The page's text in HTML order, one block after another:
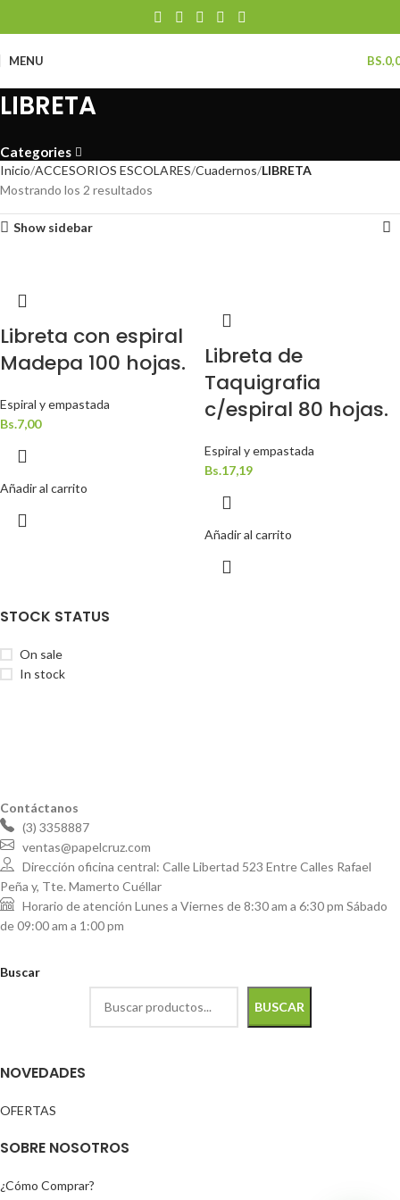
MENU BS.
LIBRETA
Categories
STOCK STATUS
On sale
In stock
Inicio ACCESORIOS ESCOLARES Cuadernos LIBRETA
Mostrando los 2 resultados
Show sidebar
Libreta con espiral
Madepa 100 hojas.
Espiral y empastada
Bs.7,00
Añadir al carrito
Libreta de
Taquigrafia
c/espiral 80 hojas.
Espiral y empastada
Bs.17,19
Añadir al carrito
Contáctanos
(3) 3358887
ventas@papelcruz.com
Dirección oficina central: Calle Libertad 523 Entre Calles Rafael
Peña y, Tte. Mamerto Cuéllar
Horario de atención Lunes a Viernes de 8:30 am a 6:30 pm Sábado
de 09:00 am a 1:00 pm
Buscar
BUSCAR
NOVEDADES
OFERTAS
SOBRE NOSOTROS
¿Cómo Comprar?